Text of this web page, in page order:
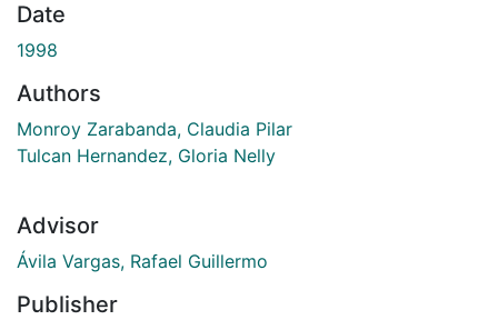
Date
1998
Authors
Monroy Zarabanda, Claudia Pilar
Tulcan Hernandez, Gloria Nelly
Advisor
Ávila Vargas, Rafael Guillermo
Publisher